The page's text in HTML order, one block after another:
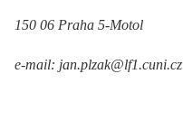
150 06 Praha 5-Motol
e-mail: jan.plzak@lf1.cuni.cz